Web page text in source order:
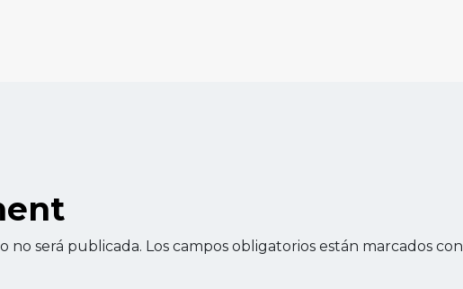
no será publicada. Los campos obligatorios están marcados con